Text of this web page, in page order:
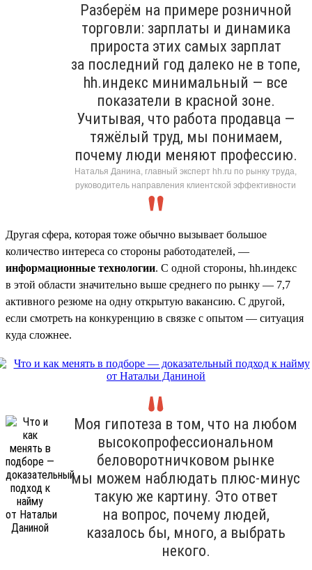
Разберём на примере розничной
торговли: зарплаты и динамика
прироста этих самых зарплат
за последний год далеко не в топе,
hh.индекс минимальный — все
показатели в красной зоне.
Учитывая, что работа продавца —
тяжёлый труд, мы понимаем,
почему люди меняют профессию.
Наталья Данина, главный эксперт hh.ru по рынку труда,
руководитель направления клиентской эффективности
Другая сфера, которая тоже обычно вызывает большое
количество интереса со стороны работодателей, —
информационные технологии. С одной стороны, hh.индекс
в этой области значительно выше среднего по рынку — 7,7
активного резюме на одну открытую вакансию. С другой,
если смотреть на конкуренцию в связке с опытом — ситуация
куда сложнее.
Моя гипотеза в том, что на любом
высокопрофессиональном
беловоротничковом рынке
мы можем наблюдать плюс-минус
такую же картину. Это ответ
на вопрос, почему людей,
казалось бы, много, а выбрать
некого.